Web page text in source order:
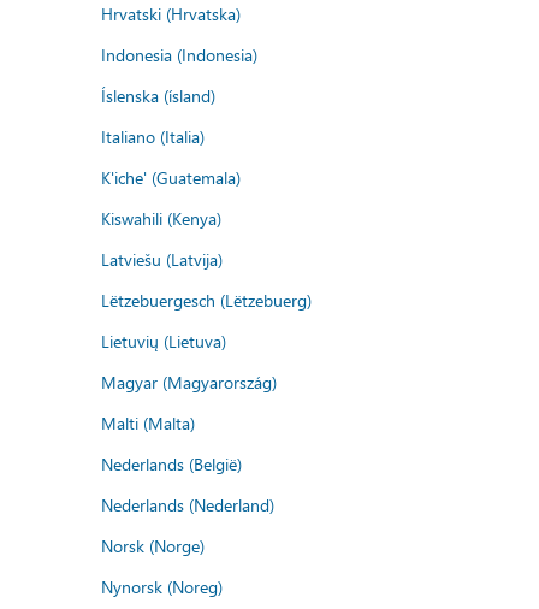
Hrvatski (Hrvatska)
Indonesia (Indonesia)
Íslenska (ísland)
Italiano (Italia)
K'iche' (Guatemala)
Kiswahili (Kenya)
Latviešu (Latvija)
Lëtzebuergesch (Lëtzebuerg)
Lietuvių (Lietuva)
Magyar (Magyarország)
Malti (Malta)
Nederlands (België)
Nederlands (Nederland)
Norsk (Norge)
Nynorsk (Noreg)